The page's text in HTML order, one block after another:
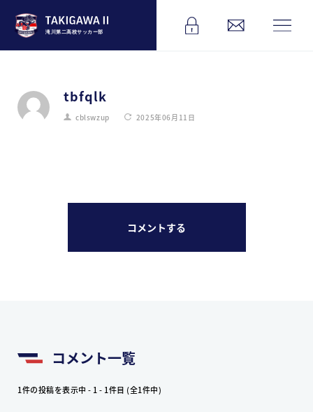
滝川第二高校サッカー部
tbfqlk
cblswzup 2025年06月11日
コメントする
コメント一覧
1件の投稿を表示中 - 1 - 1件目 (全1件中)